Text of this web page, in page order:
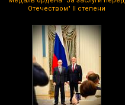
Отечеством" II степени